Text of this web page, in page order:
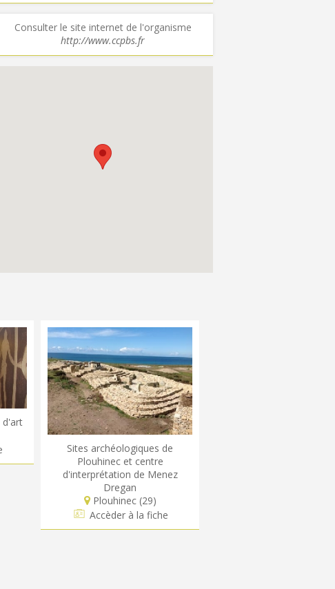
Consulter le site internet de l'organisme
http://www.ccpbs.fr
d'art
Sites archéologiques de
Plouhinec et centre
d'interprétation de Menez
Dregan
Plouhinec (29)
Accèder à la fiche